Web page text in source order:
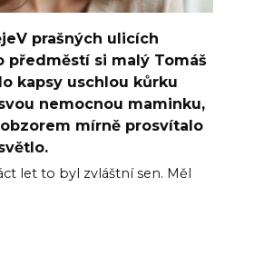
prašných ulicích
předměstí si malý Tomáš
kapsy uschlou kůrku
nemocnou maminku,
mírně prosvítalo
let to byl zvláštní sen. Měl